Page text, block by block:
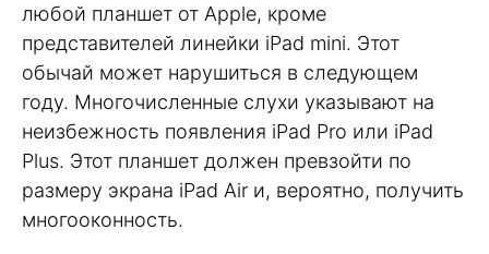
любой планшет от Apple, кроме
представителей линейки iPad mini. Этот
обычай может нарушиться в следующем
году. Многочисленные слухи указывают на
неизбежность появления iPad Pro или iPad
Plus. Этот планшет должен превзойти по
размеру экрана iPad Air и, вероятно, получить
многооконность.